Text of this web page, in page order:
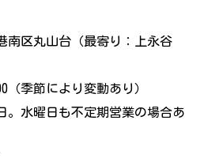
南区丸山台（最寄り：上永谷
（季節により変動あり）
。水曜日も不定期営業の場合あ